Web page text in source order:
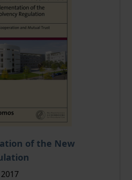
of the New
richtet sich nach der